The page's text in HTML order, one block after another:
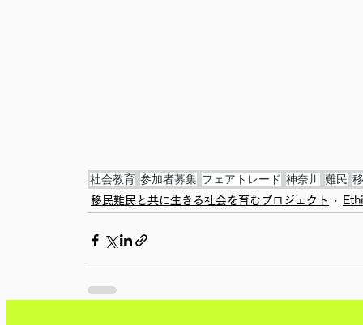
社会教育 参加者募集 フェアトレード 神奈川 難民
移民難民と共に生きる社会を育むプロジェクト